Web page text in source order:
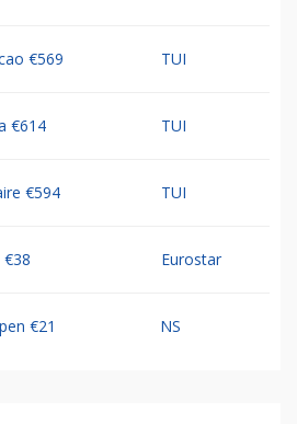
€569 TUI
€614 TUI
€594 TUI
Eurostar
€21 NS